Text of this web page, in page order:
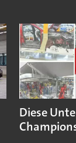
Diese